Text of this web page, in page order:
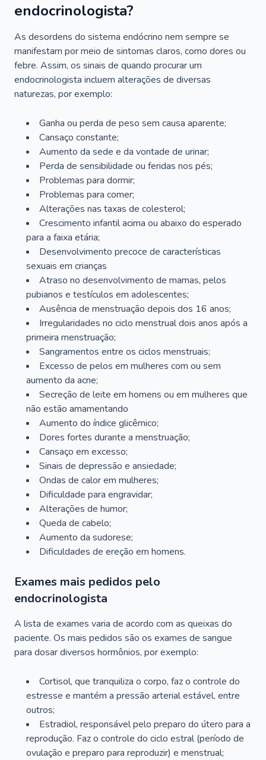
endocrinologista?
As desordens do sistema endócrino nem sempre se
manifestam por meio de sintomas claros, como dores ou
febre. Assim, os sinais de quando procurar um
endocrinologista incluem alterações de diversas
naturezas, por exemplo:
Ganha ou perda de peso sem causa aparente;
Cansaço constante;
Aumento da sede e da vontade de urinar;
Perda de sensibilidade ou feridas nos pés;
Problemas para dormir;
Problemas para comer;
Alterações nas taxas de colesterol;
Crescimento infantil acima ou abaixo do esperado
para a faixa etária;
Desenvolvimento precoce de características
sexuais em crianças
Atraso no desenvolvimento de mamas, pelos
pubianos e testículos em adolescentes;
Ausência de menstruação depois dos 16 anos;
Irregularidades no ciclo menstrual dois anos após a
primeira menstruação;
Sangramentos entre os ciclos menstruais;
Excesso de pelos em mulheres com ou sem
aumento da acne;
Secreção de leite em homens ou em mulheres que
não estão amamentando
Aumento do índice glicêmico;
Dores fortes durante a menstruação;
Cansaço em excesso;
Sinais de depressão e ansiedade;
Ondas de calor em mulheres;
Dificuldade para engravidar;
Alterações de humor;
Queda de cabelo;
Aumento da sudorese;
Dificuldades de ereção em homens.
Exames mais pedidos pelo
endocrinologista
A lista de exames varia de acordo com as queixas do
paciente. Os mais pedidos são os exames de sangue
para dosar diversos hormônios, por exemplo:
Cortisol, que tranquiliza o corpo, faz o controle do
estresse e mantém a pressão arterial estável, entre
outros;
Estradiol, responsável pelo preparo do útero para a
reprodução. Faz o controle do ciclo estral (período de
ovulação e preparo para reproduzir) e menstrual;